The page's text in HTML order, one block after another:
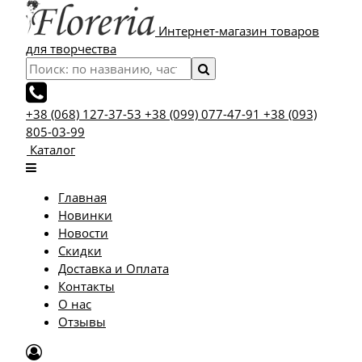
Интернет-магазин товаров
для творчества
+38 (068) 127-37-53 +38 (099) 077-47-91 +38 (093)
805-03-99
Каталог
Главная
Новинки
Новости
Скидки
Доставка и Оплата
Контакты
О нас
Отзывы